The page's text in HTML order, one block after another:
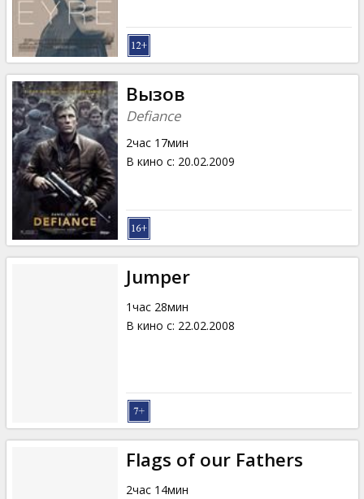
Вызов
Defiance
2час 17мин
В кино с: 20.02.2009
Jumper
1час 28мин
В кино с: 22.02.2008
Flags of our Fathers
2час 14мин